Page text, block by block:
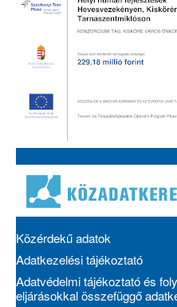
Közérdekű adatok
Adatkezelési tájékoztató
Adatvédelmi tájékoztató és
eljárásokkal összefüggő